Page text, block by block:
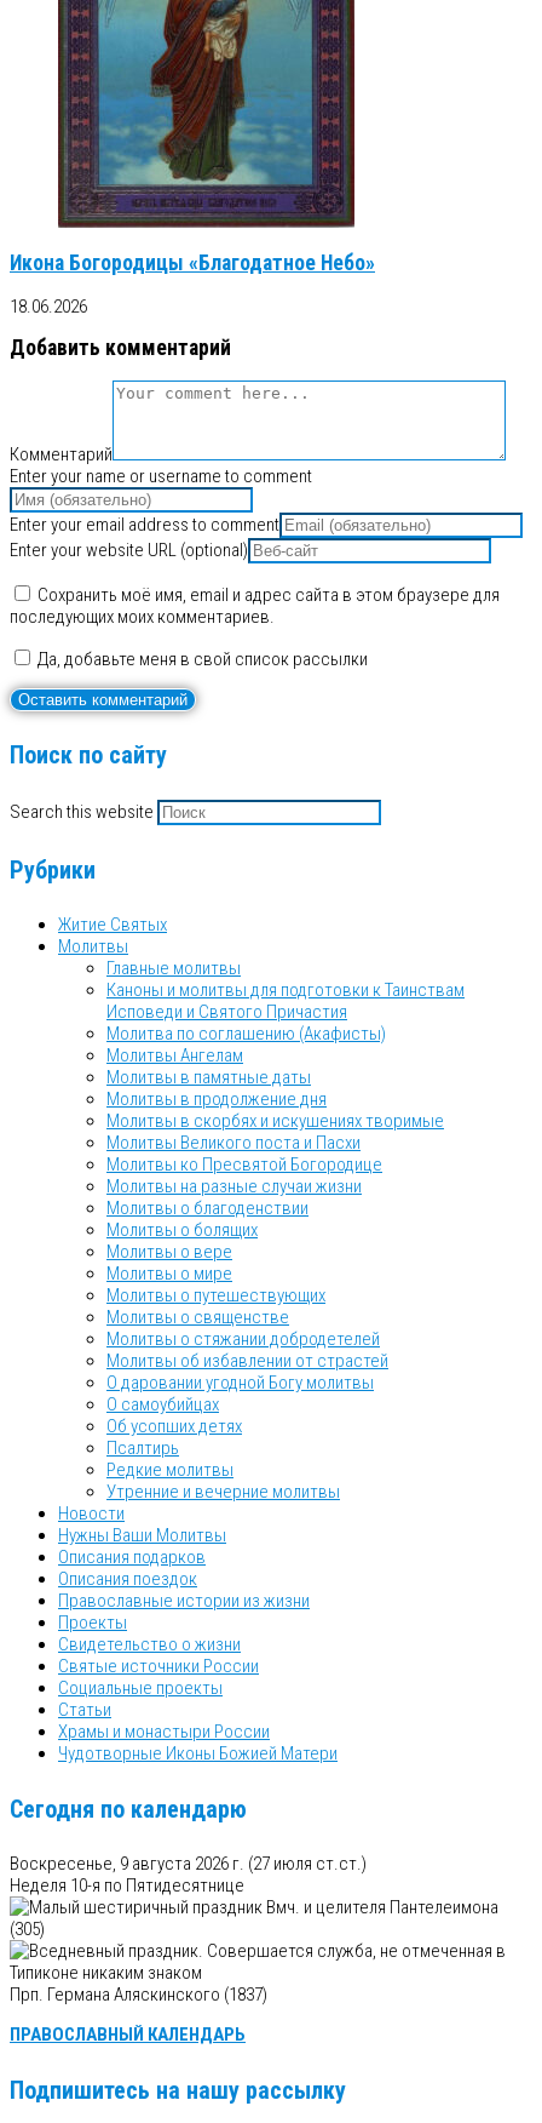
Икона Богородицы «Благодатное Небо»
18.06.2026
Добавить комментарий
Комментарий
Enter your name or username to comment
Enter your email address to comment
Enter your website URL (optional)
Сохранить моё имя, email и адрес сайта в этом браузере для
последующих моих комментариев.
Да, добавьте меня в свой список рассылки
Поиск по сайту
Search this website
Рубрики
Житие Святых
Молитвы
Главные молитвы
Каноны и молитвы для подготовки к Таинствам
Исповеди и Святого Причастия
Молитва по соглашению (Акафисты)
Молитвы Ангелам
Молитвы в памятные даты
Молитвы в продолжение дня
Молитвы в скорбях и искушениях творимые
Молитвы Великого поста и Пасхи
Молитвы ко Пресвятой Богородице
Молитвы на разные случаи жизни
Молитвы о благоденствии
Молитвы о болящих
Молитвы о вере
Молитвы о мире
Молитвы о путешествующих
Молитвы о священстве
Молитвы о стяжании добродетелей
Молитвы об избавлении от страстей
О даровании угодной Богу молитвы
О самоубийцах
Об усопших детях
Псалтирь
Редкие молитвы
Утренние и вечерние молитвы
Новости
Нужны Ваши Молитвы
Описания подарков
Описания поездок
Православные истории из жизни
Проекты
Свидетельство о жизни
Святые источники России
Социальные проекты
Статьи
Храмы и монастыри России
Чудотворные Иконы Божией Матери
Сегодня по календарю
Воскресенье, 9 августа 2026 г. (27 июля ст.ст.)
Неделя 10-я по Пятидесятнице
Вмч. и целителя Пантелеимона
(305)
Прп. Германа Аляскинского (1837)
ПРАВОСЛАВНЫЙ КАЛЕНДАРЬ
Подпишитесь на нашу рассылку